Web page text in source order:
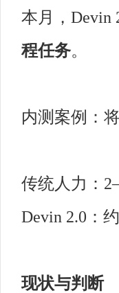
本月，Devin
程任务。
内测案例：
传统人力：
Devin 2.0：
现状与判断